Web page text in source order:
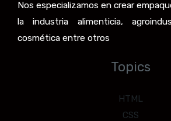
Nos especializamos en crear
la industria alimenticia,
cosmética entre otros
Topics
HTML
CSS